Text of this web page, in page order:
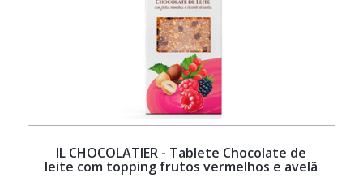
IL CHOCOLATIER - Tablete Chocolate de
leite com topping frutos vermelhos e avelã